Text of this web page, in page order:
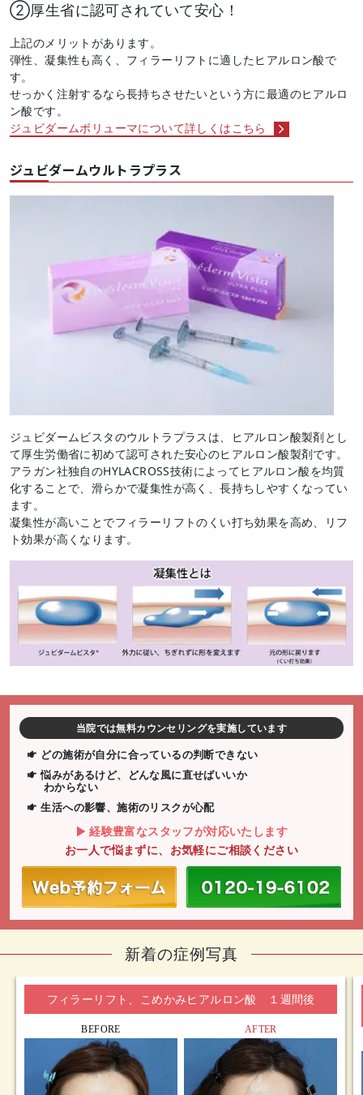
②厚生省に認可されていて安心！
上記のメリットがあります。
弾性、凝集性も高く、フィラーリフトに適したヒアルロン酸で
す。
せっかく注射するなら長持ちさせたいという方に最適のヒアルロ
ン酸です。
ジュビダームボリューマについて詳しくはこちら
ジュビダームウルトラプラス
ジュビダームビスタのウルトラプラスは、ヒアルロン酸製剤とし
て厚生労働省に初めて認可された安心のヒアルロン酸製剤です。
アラガン社独自のHYLACROSS技術によってヒアルロン酸を均質
化することで、滑らかで凝集性が高く、長持ちしやすくなってい
ます。
凝集性が高いことでフィラーリフトのくい打ち効果を高め、リフ
ト効果が高くなります。
当院では無料カウンセリングを実施しています
どの施術が自分に合っているの判断できない
悩みがあるけど、どんな風に直せばいいか
わからない
生活への影響、施術のリスクが心配
経験豊富なスタッフが対応いたします
お一人で悩まずに、お気軽にご相談ください
新着の症例写真
フィラーリフト、こめかみヒアルロン酸 １週間後
BEFORE AFTER